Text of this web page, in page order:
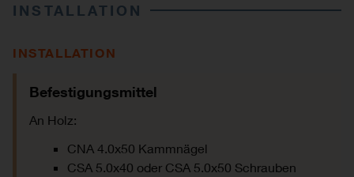
INSTALLATION
INSTALLATION
Befestigungsmittel
An Holz:
CNA 4.0x50 Kammnägel
CSA 5.0x40 oder CSA 5.0x50 Schrauben